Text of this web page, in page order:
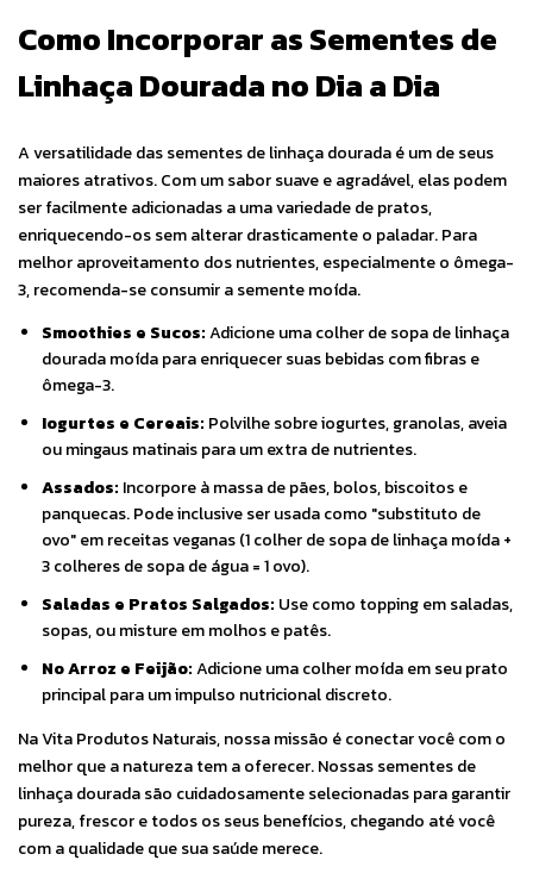
Como Incorporar as Sementes de
Linhaça Dourada no Dia a Dia
A versatilidade das sementes de linhaça dourada é um de seus
maiores atrativos. Com um sabor suave e agradável, elas podem
ser facilmente adicionadas a uma variedade de pratos,
enriquecendo-os sem alterar drasticamente o paladar. Para
melhor aproveitamento dos nutrientes, especialmente o ômega-
3, recomenda-se consumir a semente moída.
Smoothies e Sucos:Adicione uma colher de sopa de linhaça
dourada moída para enriquecer suas bebidas com fibras e
ômega-3.
Iogurtes e Cereais: Polvilhe sobre iogurtes, granolas, aveia
ou mingaus matinais para um extra de nutrientes.
Assados: Incorpore à massa de pães, bolos, biscoitos e
panquecas. Pode inclusive ser usada como "substituto de
ovo" em receitas veganas (1 colher de sopa de linhaça moída +
3 colheres de sopa de água = 1 ovo).
Saladas e Pratos Salgados: Use como topping em saladas,
sopas, ou misture em molhos e patês.
No Arroz e Feijão:Adicione uma colher moída em seu prato
principal para um impulso nutricional discreto.
Na Vita Produtos Naturais, nossa missão é conectar você com o
melhor que a natureza tem a oferecer. Nossas sementes de
linhaça dourada são cuidadosamente selecionadas para garantir
pureza, frescor e todos os seus benefícios, chegando até você
com a qualidade que sua saúde merece.